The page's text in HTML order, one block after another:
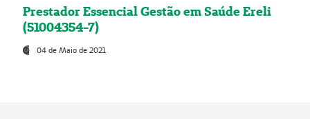
Prestador Essencial Gestão em Saúde Ereli
(51004354-7)
04 de Maio de 2021